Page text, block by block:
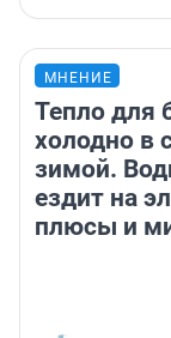
МНЕНИЕ
Тепло для
холодно в
зимой.
ездит на
плюсы и